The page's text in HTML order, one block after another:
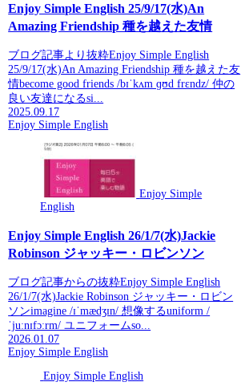
Enjoy Simple English 25/9/17(水)An
Amazing Friendship 種を越えた友情
ブログ記事より抜粋Enjoy Simple English
25/9/17(水)An Amazing Friendship 種を越えた友
情become good friends /bɪˈkʌm ɡʊd frɛndz/ 仲の
良い友達になるsi...
2025.09.17
Enjoy Simple English
Enjoy Simple
English
Enjoy Simple English 26/1/7(水)Jackie
Robinson ジャッキー・ロビンソン
ブログ記事からの抜粋Enjoy Simple English
26/1/7(水)Jackie Robinson ジャッキー・ロビン
ソンimagine /ɪˈmædʒɪn/ 想像するuniform /
ˈjuːnɪfɔːrm/ ユニフォームso...
2026.01.07
Enjoy Simple English
Enjoy Simple English